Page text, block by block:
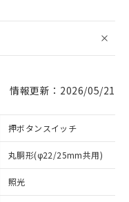
情報更新：2026/05/21
押ボタンスイッチ
丸胴形(φ22/25mm共用)
照光